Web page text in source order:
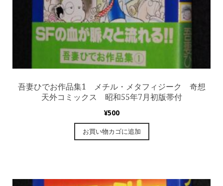
吾妻ひでお作品集1 メチル・メタフィジーク 奇想
天外コミックス 昭和55年7月初版帯付
¥500
お買い物カゴに追加